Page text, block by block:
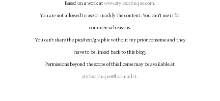
Based on a work atwww.stylosophique.com.
You are not allowed to use or modify the content. You can't use it for
commercial reasons.
You can't share the pics/text/graphic without my prior consense and they
have to be linked back to this blog.
Permissions beyond the scope of this license may be available at
stylosophique@hotmail.it.